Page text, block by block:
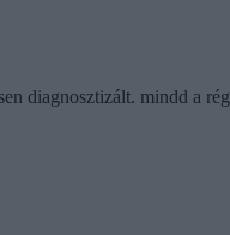
diagnosztizált. mindd a